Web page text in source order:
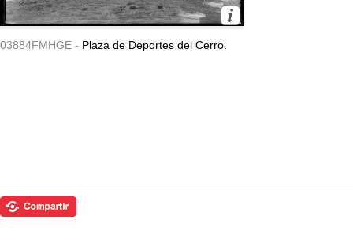
03884FMHGE - Plaza de Deportes del Cerro.